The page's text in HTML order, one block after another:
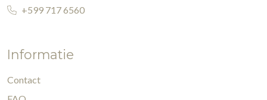
+599 717 6560
Informatie
Contact